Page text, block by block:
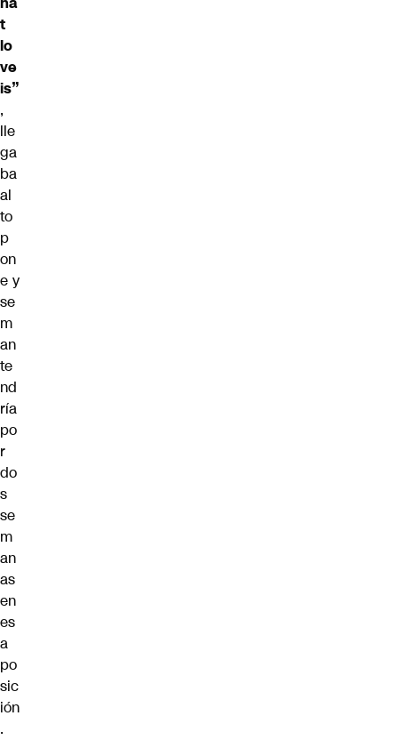
t
lo
ve
is”
,
lle
ga
ba
al
to
p
on
e y
se
m
an
te
nd
ría
po
r
do
s
se
m
an
as
en
es
a
po
sic
ión
.